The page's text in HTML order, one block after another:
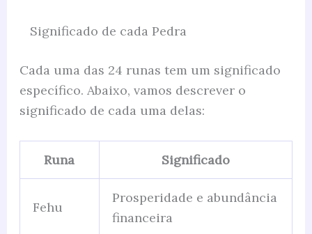
Significado de cada Pedra
Cada uma das 24 runas tem um significado
específico. Abaixo, vamos descrever o
significado de cada uma delas:
Runa Significado
Fehu
Prosperidade e abundância
financeira